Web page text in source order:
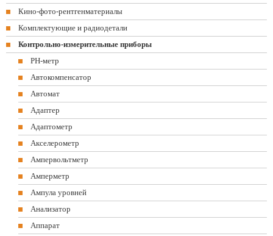
Кино-фото-рентгенматериалы
Комплектующие и радиодетали
Контрольно-измерительные приборы
PH-метр
Автокомпенсатор
Автомат
Адаптер
Адаптометр
Акселерометр
Ампервольтметр
Амперметр
Ампула уровней
Анализатор
Аппарат